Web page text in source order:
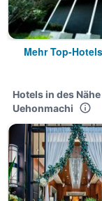
Mehr Top-
Hotels in des
Uehonmachi